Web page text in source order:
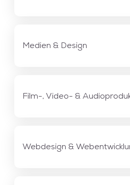
Medien & Design
Film-, Video- &
Webdesign &